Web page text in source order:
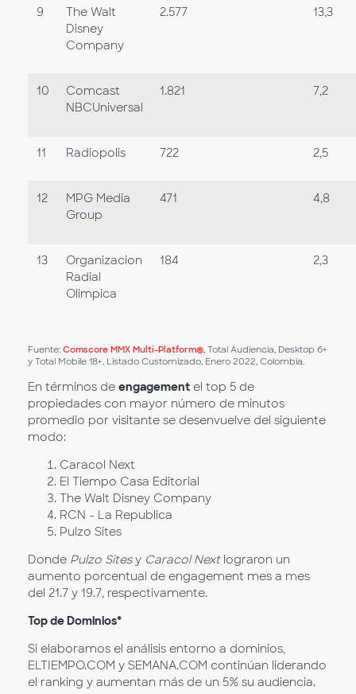
9
The Walt
Disney
Company
2.577 13,3
10
Comcast
NBCUniversal
1.821 7,2
11 Radiopolis 722 2,5
12
MPG Media
Group
471 4,8
13
Organizacion
Radial
Olimpica
184 2,3
Fuente: Comscore MMX Multi-Platform® , Total Audiencia, Desktop 6+
y Total Mobile 18+, Listado Customizado, Enero 2022, Colombia.
En términos de engagement el top 5 de
propiedades con mayor número de minutos
promedio por visitante se desenvuelve del siguiente
modo:
Caracol Next
El Tiempo Casa Editorial
The Walt Disney Company
RCN - La Republica
Pulzo Sites
Donde Pulzo Sitesy Caracol Nextlograron un
aumento porcentual de engagement mes a mes
del 21.7 y 19.7, respectivamente.
Top de Dominios*
Si elaboramos el análisis entorno a dominios,
ELTIEMPO.COM y SEMANA.COM continúan liderando
el ranking y aumentan más de un 5% su audiencia.